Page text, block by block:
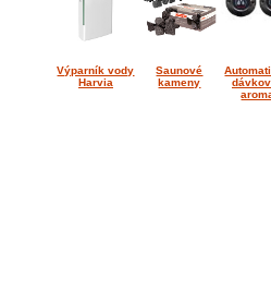
Výparník vody
Harvia
Saunové
kameny